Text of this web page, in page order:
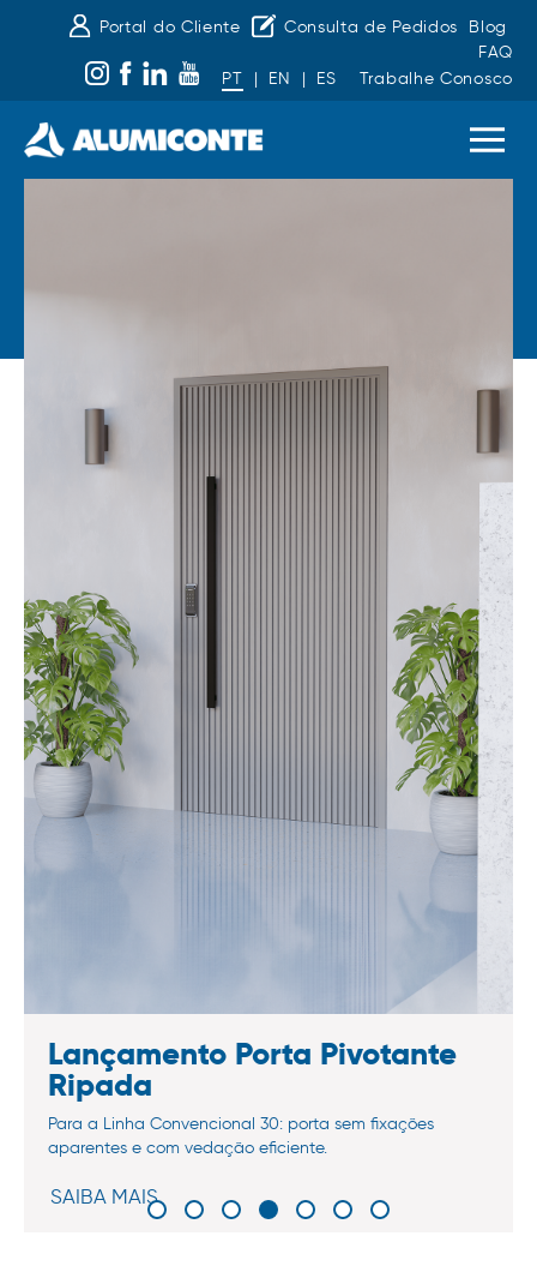
Portal do Cliente Consulta de Pedidos
Blog
FAQ
PT
| EN | ES Trabalhe Conosco
Lançamento Porta Pivotante
Ripada
Para a Linha Convencional 30: porta sem fixações
aparentes e com vedação eficiente.
SAIBA MAIS